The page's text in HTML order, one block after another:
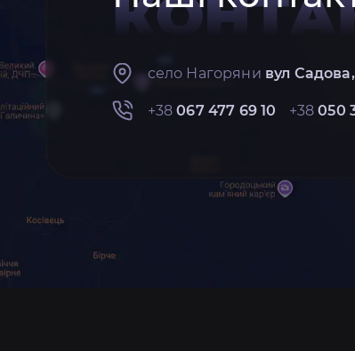
село Нагоряни вул Садова,
+38067 477 69 10 +38050